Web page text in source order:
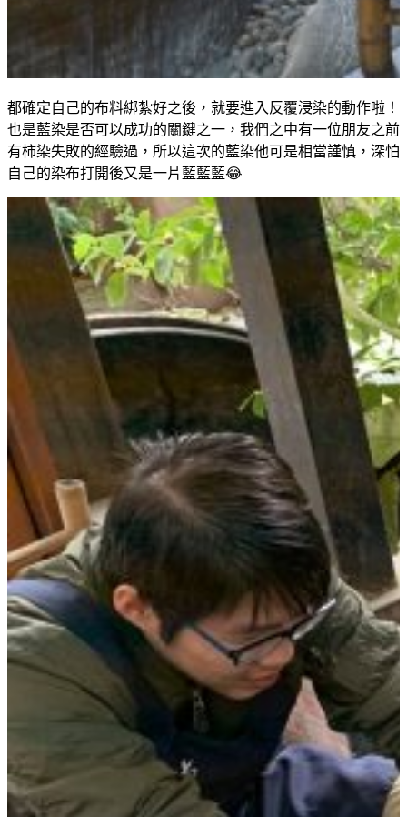
都確定自己的布料綁紮好之後，就要進入反覆浸染的動作啦！
也是藍染是否可以成功的關鍵之一，我們之中有一位朋友之前
有柿染失敗的經驗過，所以這次的藍染他可是相當謹慎，深怕
自己的染布打開後又是一片藍藍藍😂